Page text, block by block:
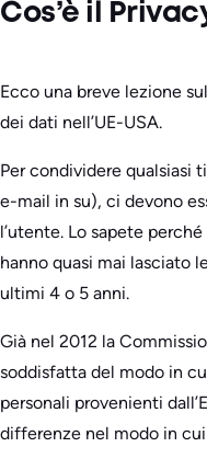
Cos’è il
Ecco una breve lezione
dei dati nell’UE-USA.
Per condividere qualsiasi
e-mail in su), ci devono
l’utente. Lo sapete
hanno quasi mai lasciato
ultimi 4 o 5 anni.
Già nel 2012 la
soddisfatta del modo in
personali provenienti
differenze nel modo in